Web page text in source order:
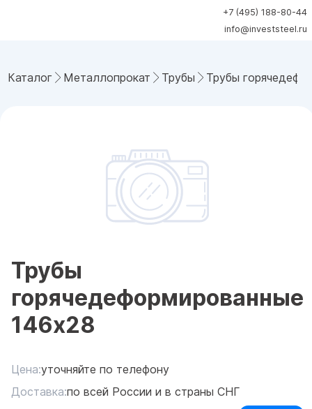
+7 (495) 188-80-44
info@investsteel.ru
Каталог Металлопрокат Трубы Трубы
Трубы
горячедеформированные
146x28
Цена:уточняйте по телефону
Доставка:по всей России и в страны СНГ